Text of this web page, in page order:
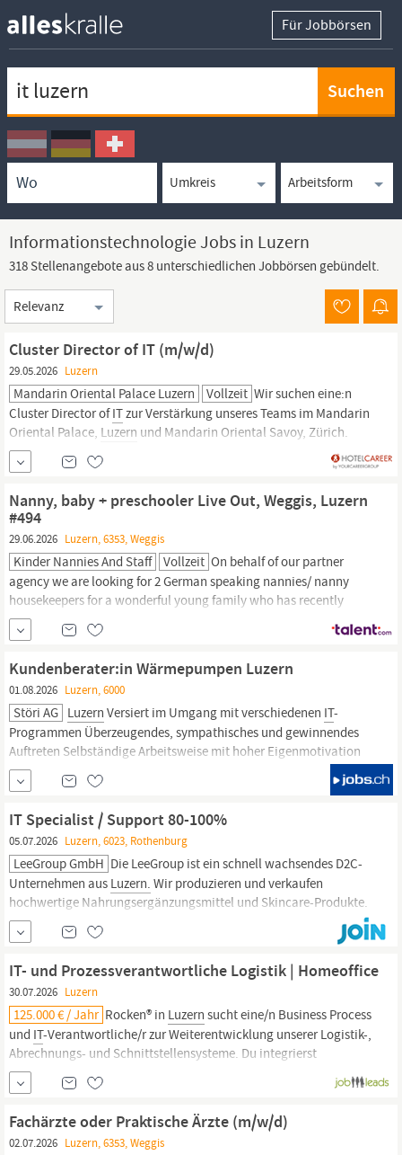
Für Jobbörsen
Ortssuche
Umkreissuche
Arbeitsform
Informationstechnologie Jobs in Luzern
318 Stellenangebote aus 8 unterschiedlichen Jobbörsen gebündelt.
Sortierung
Cluster Director of IT (m/w/d)
29.05.2026 Luzern
Mandarin Oriental Palace Luzern Vollzeit Wir suchen eine:n
Cluster Director ofITzur Verstärkung unseres Teams im Mandarin
Oriental Palace, Luzern und Mandarin Oriental Savoy, Zürich.
Sind Sie ein:e Meister:in Ihres Fachs? Arbeiten Sie gerne in einem
Team, das gemeinsam Erfolge feiert, dabei Integrität und Respekt
Nanny, baby + preschooler Live Out, Weggis, Luzern
#494
29.06.2026 Luzern, 6353, Weggis
Kinder Nannies And Staff Vollzeit On behalf of our partner
agency we are looking for 2 German speaking nannies/ nanny
housekeepers for a wonderful young family who has recently
relocated from USA to Weggis, on Lake
(vierwaldstaettersee). Each nanny can work 4 days per week, so
nannies could work 5 days and the...
Kundenberater:in Wärmepumpen Luzern
01.08.2026 Luzern, 6000
Störi AG Luzern Versiert im Umgang mit verschiedenen IT-
Programmen Überzeugendes, sympathisches und gewinnendes
Auftreten Selbständige Arbeitsweise mit hoher Eigenmotivation
Verhandlungsgeschick, starke Kunden- und Verkaufsorientierung
Zuverlässige, teamfähige und engagierte Persönlichkeit
Stilsicheres Deutsch in Wort und Schrift...
IT Specialist / Support 80-100%
05.07.2026 Luzern, 6023, Rothenburg
LeeGroup GmbH Die LeeGroup ist ein schnell wachsendes D2C-
Unternehmen aus Luzern. Wir produzieren und verkaufen
hochwertige Nahrungsergänzungsmittel und Skincare-Produkte.
Wir suchen einen proaktiven und vielseitigen
Administrator, der unsere
-Infrastruktur verwaltet und pflegt
IT- und Prozessverantwortliche Logistik | Homeoffice
30.07.2026 Luzern
125.000 € / Jahr Rocken® in Luzern sucht eine/n Business Process
und IT-Verantwortliche/r zur Weiterentwicklung unserer Logistik-,
Abrechnungs- und Schnittstellensysteme. Du integrierst
Neukunden technisch (XML- und Webshop-Anbindungen),
analysierst Abläufe und setzt gezielte Prozessoptimierungen um.
Du koordinierst Kundendienst, Betrieb und externe
leitest...
Fachärzte oder Praktische Ärzte (m/w/d)
02.07.2026 Luzern, 6353, Weggis